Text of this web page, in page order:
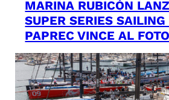
MARINA RUBICÓN
SUPER SERIES
PAPREC VINCE AL